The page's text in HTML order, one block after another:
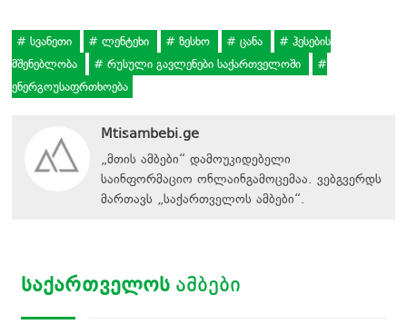
სვანეთი ლენტეხი ზესხო ცანა
ჰესების
მშენებლობა
რუსული გავლენები საქართველოში
ენერგოუსაფრთხოება
Mtisambebi.ge
„მთის ამბები“ დამოუკიდებელი
საინფორმაციო ონლაინგამოცემაა. ვებგვერდს
მართავს „საქართველოს ამბები“.
ᲡᲐᲥᲐᲠᲗᲕᲔᲚᲝᲡ ᲐᲛᲑᲔᲑᲘ